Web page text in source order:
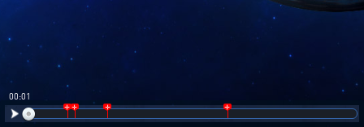
00:02